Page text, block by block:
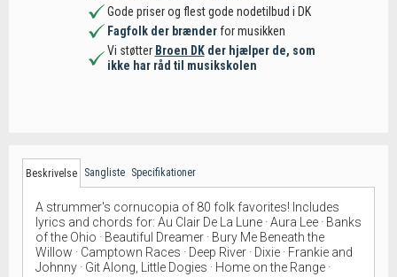
Gode priser og flest gode nodetilbud i DK
Fagfolk der brænderfor musikken
Vi støtter Broen DKder hjælper de, som
ikke har råd til musikskolen
Beskrivelse Sangliste Specifikationer
A strummer's cornucopia of 80 folk favorites! Includes
lyrics and chords for: Au Clair De La Lune · Aura Lee · Banks
of the Ohio · Beautiful Dreamer · Bury Me Beneath the
Willow · Camptown Races · Deep River · Dixie · Frankie and
Johnny · Git Along, Little Dogies · Home on the Range ·